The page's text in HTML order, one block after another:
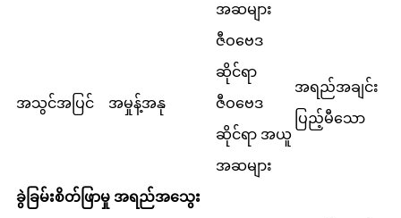
အဆများ
အသွင်အပြင် အမှုန့်အနု
ဇီဝဗေဒ
ဆိုင်ရာ
ဇီဝဗေဒ
ဆိုင်ရာ အယူ
အဆများ
အရည်အချင်း
ပြည့်မီသော
ခွဲခြမ်းစိတ်ဖြာမှု အရည်အသွေး